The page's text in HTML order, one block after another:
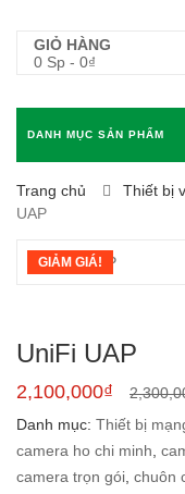
GIỎ HÀNG
0 Sp - 0₫
DANH MỤC SẢN PHẨM
Trang chủ Thiết bị
UAP
GIẢM GIÁ!
UniFi UAP
2,100,000₫
Danh mục: Thiết bị
camera ho chi minh
camera trọn gói chuôn